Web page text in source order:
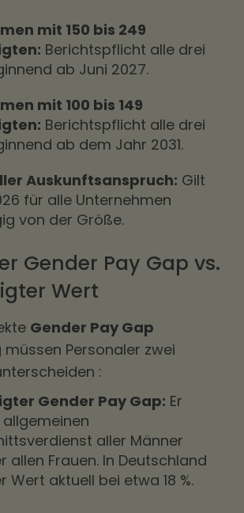
mit 150 bis 249
Berichtspflicht alle drei
ab Juni 2027.
mit 100 bis 149
Berichtspflicht alle drei
ab dem Jahr 2031.
Auskunftsanspruch: Gilt
für alle Unternehmen
von der Größe.
Gender Pay Gap vs.
Wert
Gender Pay Gap
müssen Personaler zwei
:
Gender Pay Gap: Er
aller Männer
allen Frauen. In Deutschland
Wert aktuell bei etwa 18 %.